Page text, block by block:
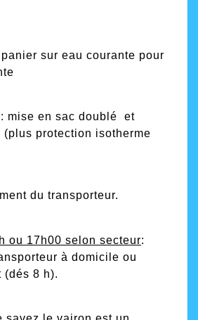
sur eau courante pour
: mise en sac doublé et
(plus protection isotherme
du transporteur.
ou 17h00 selon secteur:
à domicile ou
(dés 8 h).